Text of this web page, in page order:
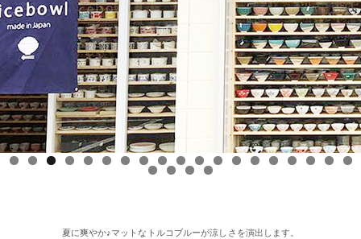
2025/9/17
≪中日新聞に掲載されました≫ 2025年9月17日 中日新聞朝刊18
面 近郊版 『わが街ぶらり探訪』コーナーにて白いごはん器のお
店 らいすぼーる 小牧店が紹介されました！ 近郊版(犬山、小牧
市、春日井市、豊山町、扶桑町、大口町)の地域の方、ぜひご覧
ください～★
2025/8/17
介されました。
0 1 2 3 4 5 6 7 8 9
0 1 2 3
夏に爽やか♪マットなトルコブルーが涼しさを演出します。